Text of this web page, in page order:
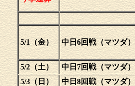
5/1（金） 中日6回戦（マツダ）
5/2（土）
中日7回戦（マツダ）
5/3（日）
中日8回戦（マツダ）